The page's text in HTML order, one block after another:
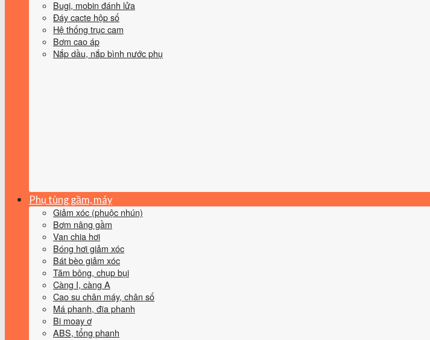
Bugi, mobin đánh lửa
Đáy cacte hộp số
Hệ thống trục cam
Bơm cao áp
Nắp dầu, nắp bình nước phụ
Phụ tùng gầm, máy
Giảm xóc (phuộc nhún)
Bơm nâng gầm
Van chia hơi
Bóng hơi giảm xóc
Bát bèo giảm xóc
Tăm bông, chụp bụi
Càng I, càng A
Cao su chân máy, chân số
Má phanh, đĩa phanh
Bi moay ơ
ABS, tổng phanh